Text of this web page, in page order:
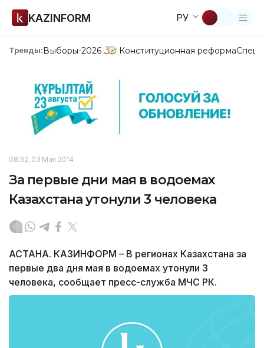
KAZINFORM РУ
Тренды:Выборы-2026 Конституционная реформа
08:32, 03 Мая 2014
За первые дни мая в водоемах
Казахстана утонули 3 человека
АСТАНА. КАЗИНФОРМ – В регионах Казахстана за
первые два дня мая в водоемах утонули 3
человека, сообщает пресс-служба МЧС РК.